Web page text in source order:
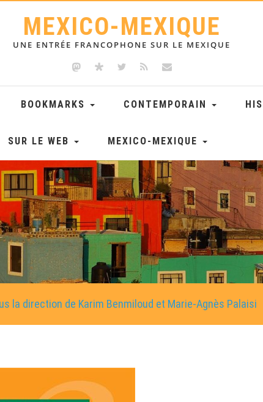
MEXICO-MEXIQUE
UNE ENTRÉE FRANCOPHONE SUR LE MEXIQUE
BOOKMARKS CONTEMPORAIN
SUR LE WEB MEXICO-MEXIQUE
la direction de Karim Benmiloud et Marie-Agnès Palaisi